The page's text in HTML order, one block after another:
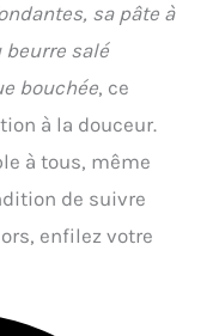
sa pâte à
beurre salé
bouchée, ce
à la douceur.
à tous, même
de suivre
enfilez votre